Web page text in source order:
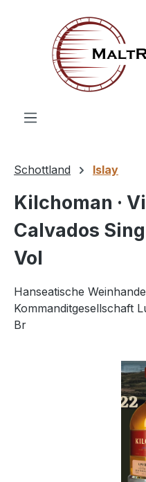
Schottland Islay
Kilchoman ·
Calvados
Vol
Hanseatische
Kommanditgesellschaft
Br
Bildergalerie